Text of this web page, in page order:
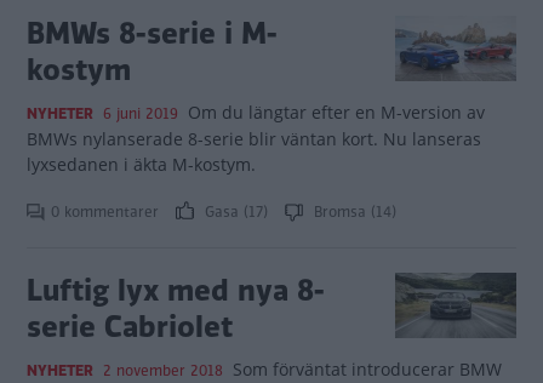
BMWs 8-serie i M-
kostym
NYHETER 6 juni 2019 Om du längtar efter en M-version av
BMWs nylanserade 8-serie blir väntan kort. Nu lanseras
lyxsedanen i äkta M-kostym.
0 kommentarer Gasa (17) Bromsa (14)
Luftig lyx med nya 8-
serie Cabriolet
NYHETER 2 november 2018 Som förväntat introducerar BMW